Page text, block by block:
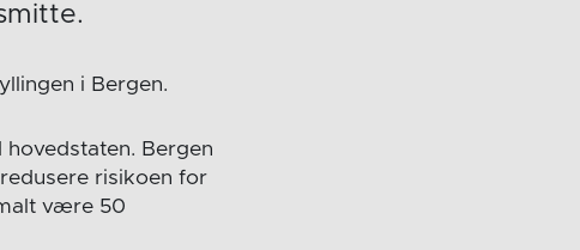
i Bergen.
Bergen
risikoen for
være 50